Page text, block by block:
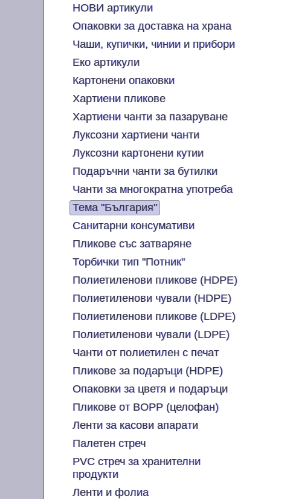
НОВИ артикули
Опаковки за доставка на храна
Чаши, купички, чинии и прибори
Еко артикули
Картонени опаковки
Хартиени пликове
Хартиени чанти за пазаруване
Луксозни хартиени чанти
Луксозни картонени кутии
Подаръчни чанти за бутилки
Чанти за многократна употреба
Тема "България"
Санитарни консумативи
Пликове със затваряне
Торбички тип "Потник"
Полиетиленови пликове (HDPE)
Полиетиленови чували (HDPE)
Полиетиленови пликове (LDPE)
Полиетиленови чували (LDPE)
Чанти от полиетилен с печат
Пликове за подаръци (HDPE)
Опаковки за цветя и подаръци
Пликове от BOPP (целофан)
Ленти за касови апарати
Палетен стреч
PVC стреч за хранителни
продукти
Ленти и фолиа